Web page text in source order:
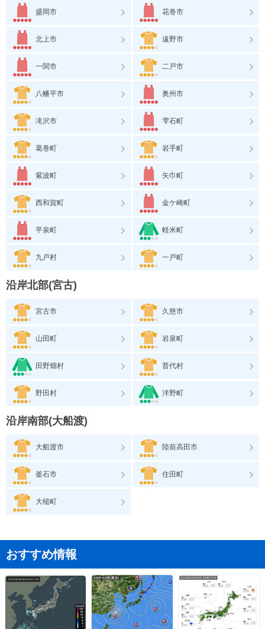
盛岡市 花巻市
北上市 遠野市
一関市 二戸市
八幡平市 奥州市
滝沢市 雫石町
葛巻町 岩手町
紫波町 矢巾町
西和賀町 金ケ崎町
平泉町 軽米町
九戸村 一戸町
沿岸北部(宮古)
宮古市 久慈市
山田町 岩泉町
田野畑村 普代村
野田村 洋野町
沿岸南部(大船渡)
大船渡市 陸前高田市
釜石市 住田町
大槌町
おすすめ情報